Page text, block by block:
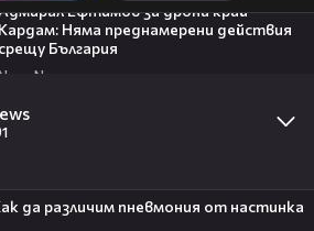
да различим пневмония от настинка
Ефтимов за дрона край
Кардам: Няма преднамерени действия
срещу България
News
на NOVA NEWS (08.08.2026 -
десерт от Милена
Маркова-Маца | Черешката на